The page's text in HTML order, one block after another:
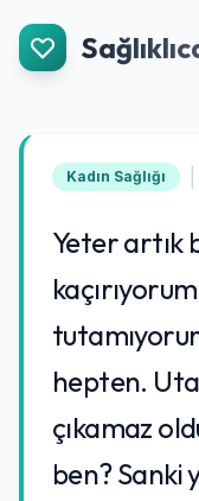
İçeriğe Git
Kadın Sağlığı
Yeter artık
hepten.
çıkamaz
ben? Sanki